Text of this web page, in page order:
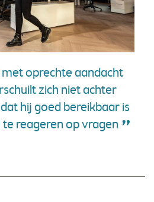
oprechte aandacht
zich niet achter
hij goed bereikbaar is
reageren op vragen